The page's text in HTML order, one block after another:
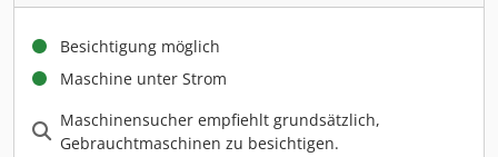
Besichtigung möglich
Maschine unter Strom
Maschinensucher empfiehlt grundsätzlich,
Gebrauchtmaschinen zu besichtigen.